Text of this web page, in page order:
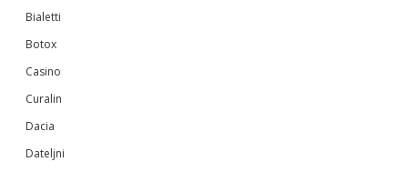
Bialetti
Botox
Casino
Curalin
Dacia
Dateljni